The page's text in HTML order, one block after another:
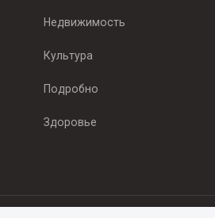
Недвижимость
Культура
Подробно
Здоровье